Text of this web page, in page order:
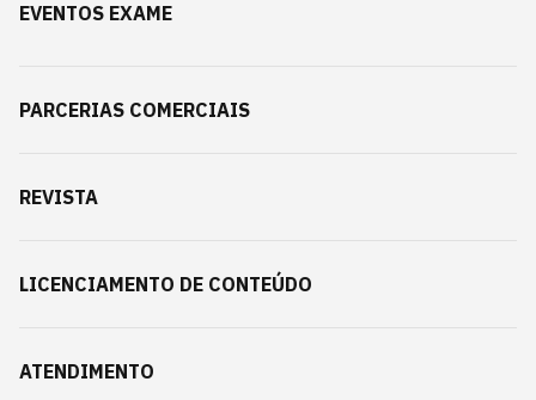
EVENTOS EXAME
PARCERIAS COMERCIAIS
REVISTA
LICENCIAMENTO DE CONTEÚDO
ATENDIMENTO